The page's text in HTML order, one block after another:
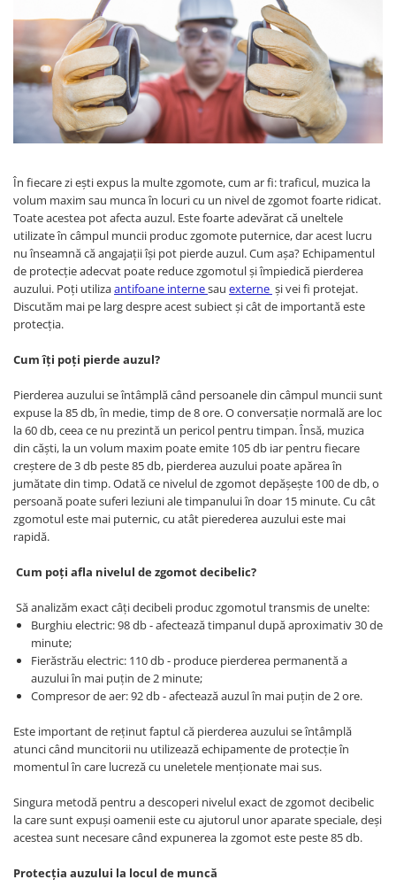
Costume | Combinezoane
Impermeabile
Pantaloni Impermeabili
Pelerine | Jachete Impermeabile
Imbracaminte TERMOIZOLANTĂ
Jachete Termoizolante
Costume | Combinezoane
Termoizolante
Veste Termoizolante
Îmbrăcăminte REFLECTORIZANTĂ
(HI-VIS)
Jachete reflectorizante (HI-VIS)
Pantaloni si salopete reflectorizante
Costume reflectorizante (HI-VIS)
VIS)
Veste reflectorizante (HI-VIS)
Tricouri si bluze reflectorizante (HI-
VIS)
Fesuri, capisoane si sepci
reflectorizante (HI-VIS)
Accesorii reflectorizante (HI-VIS)
MULTIRISC
Costume | Combinezoane
Antichimice | Multirisc
Halate | Sorturi Antichimice |
Multirisc
Jachete | Bluze Antichimice |
Multirisc
Îmbrăcăminte IGNIFUGĂ (ANTI-
FLACĂRĂ)
Cagule | Capisoane Ignifuge
Costume | Combinezoane Ignifuge
Mânecuțe Ignifuge
În fiecare zi ești expus la multe zgomote, cum ar fi: traficul, muzica la
volum maxim sau munca în locuri cu un nivel de zgomot foarte ridicat.
Toate acestea pot afecta auzul. Este foarte adevărat că uneltele
utilizate în câmpul muncii produc zgomote puternice, dar acest lucru
nu înseamnă că angajații își pot pierde auzul. Cum așa? Echipamentul
de protecție adecvat poate reduce zgomotul și împiedică pierderea
auzului. Poți utilizaantifoane internesau externe și vei fi protejat.
Discutăm mai pe larg despre acest subiect și cât de importantă este
protecția.
Cum îți poți pierde auzul?
Pierderea auzului se întâmplă când persoanele din câmpul muncii sunt
expuse la 85 db, în medie, timp de 8 ore. O conversație normală are loc
la 60 db, ceea ce nu prezintă un pericol pentru timpan. Însă, muzica
din căști, la un volum maxim poate emite 105 db iar pentru fiecare
creștere de 3 db peste 85 db, pierderea auzului poate apărea în
jumătate din timp. Odată ce nivelul de zgomot depășește 100 de db, o
persoană poate suferi leziuni ale timpanului în doar 15 minute. Cu cât
zgomotul este mai puternic, cu atât pierederea auzului este mai
rapidă.
Cum poți afla nivelul de zgomot decibelic?
Să analizăm exact câți decibeli produc zgomotul transmis de unelte:
Burghiu electric: 98 db - afectează timpanul după aproximativ 30 de
minute;
Fierăstrău electric: 110 db - produce pierderea permanentă a
auzului în mai puțin de 2 minute;
Compresor de aer: 92 db - afectează auzul în mai puțin de 2 ore.
Este important de reținut faptul că pierderea auzului se întâmplă
atunci când muncitorii nu utilizează echipamente de protecție în
momentul în care lucreză cu uneletele menționate mai sus.
Singura metodă pentru a descoperi nivelul exact de zgomot decibelic
la care sunt expuși oamenii este cu ajutorul unor aparate speciale, deși
acestea sunt necesare când expunerea la zgomot este peste 85 db.
Protecția auzului la locul de muncă